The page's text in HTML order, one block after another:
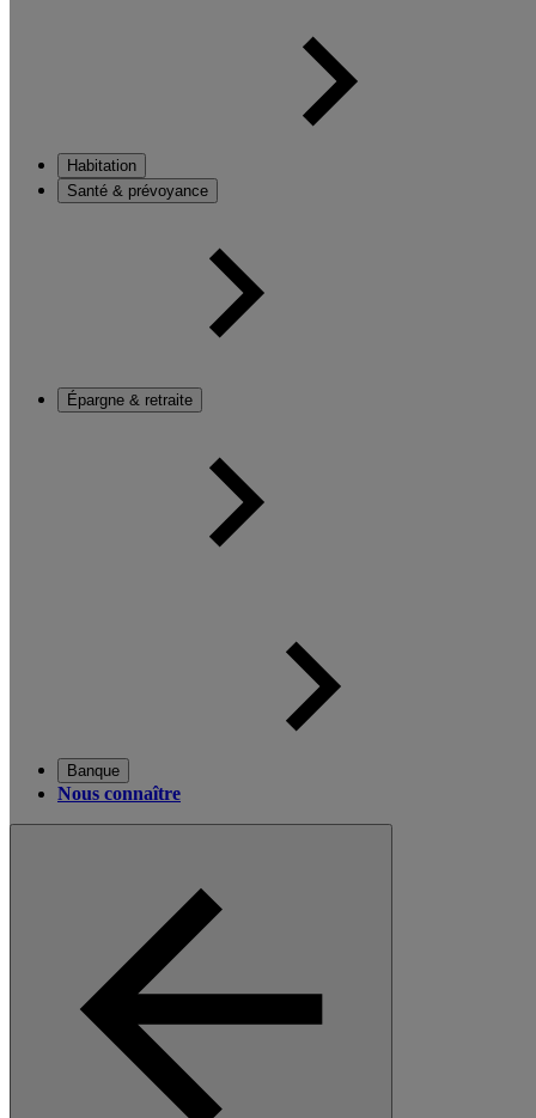
Habitation
Santé & prévoyance
Épargne & retraite
Banque
Nous connaître